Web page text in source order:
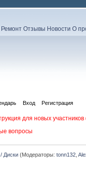
Ремонт Отзывы Новости О
Вход Регистрация
для новых
вопросы
Диски (Модераторы:tonn132 ,